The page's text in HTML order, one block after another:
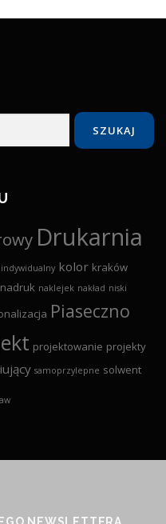
Drukarnia
indywidualny kolor kraków
nadruk naklejek nakład niski
Piaseczno
projektowanie projekty
samoprzylepne solwent